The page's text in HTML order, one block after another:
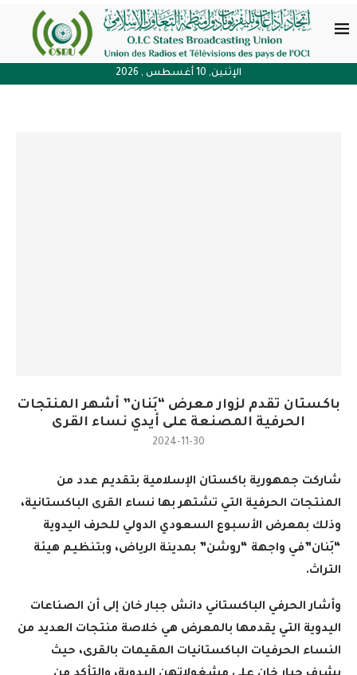
الإثنين, 10 أغسطس , 2026
باكستان تقدم لزوار معرض “بَنان” أشهر المنتجات
الحرفية المصنعة على أيدي نساء القرى
2024-11-30
شاركت جمهورية باكستان الإسلامية بتقديم عدد من
المنتجات الحرفية التي تشتهر بها نساء القرى الباكستانية،
وذلك بمعرض الأسبوع السعودي الدولي للحرف اليدوية
“بَنان”في واجهة “روشن” بمدينة الرياض، وبتنظيم هيئة
التراث.
وأشار الحرفي الباكستاني دانش جبار خان إلى أن الصناعات
اليدوية التي يقدمها بالمعرض هي خلاصة منتجات العديد من
النساء الحرفيات الباكستانيات المقيمات بالقرى، حيث